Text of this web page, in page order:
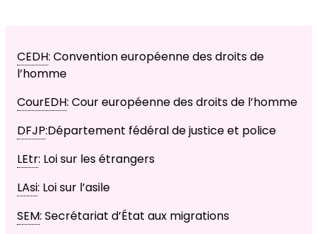
CEDH: Convention européenne des droits de
l’homme
CourEDH: Cour européenne des droits de l’homme
DFJP:Département fédéral de justice et police
LEtr: Loi sur les étrangers
LAsi: Loi sur l’asile
SEM: Secrétariat d’État aux migrations